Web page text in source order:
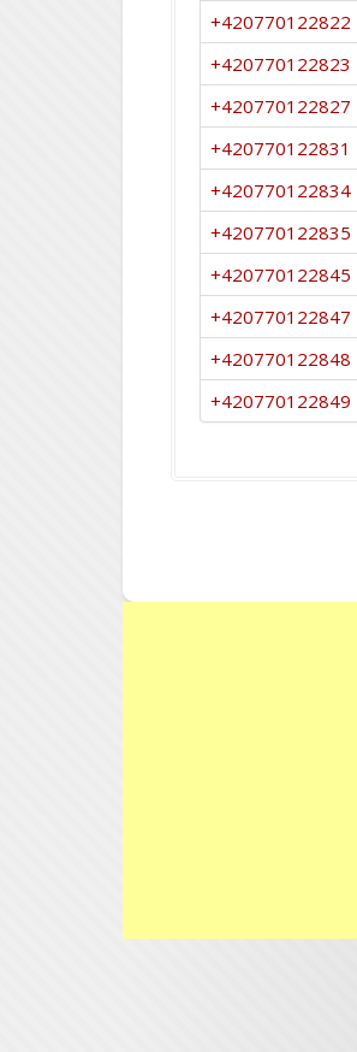
+420770122822
+420770122823
+420770122827
+420770122831
+420770122834
+420770122835
+420770122845
+420770122847
+420770122848
+420770122849